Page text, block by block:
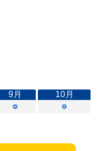
9月 10月
○ ○